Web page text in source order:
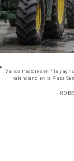
Varios tractores en fila y
valenciano, en la Plaza
-